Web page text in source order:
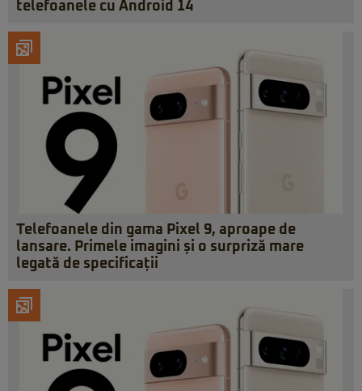
telefoanele cu Android 14
Telefoanele din gama Pixel 9, aproape de
lansare. Primele imagini și o surpriză mare
legată de specificații